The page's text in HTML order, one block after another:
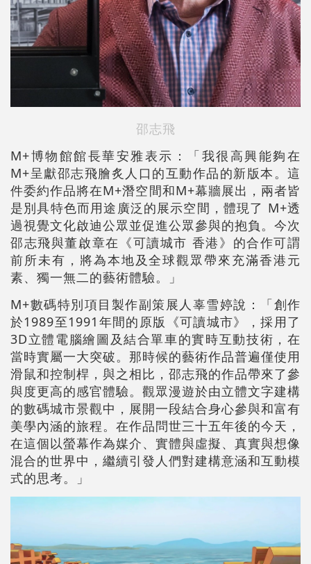
邵志飛
M+博物館館長華安雅表示：「我很高興能夠在
M+呈獻邵志飛膾炙人口的互動作品的新版本。這
件委約作品將在M+潛空間和M+幕牆展出，兩者皆
是別具特色而用途廣泛的展示空間，體現了 M+透
過視覺文化啟迪公眾並促進公眾參與的抱負。今次
邵志飛與董啟章在《可讀城市 香港》的合作可謂
前所未有，將為本地及全球觀眾帶來充滿香港元
素、獨一無二的藝術體驗。」
M+數碼特別項目製作副策展人辜雪婷說：「創作
於1989至1991年間的原版《可讀城市》，採用了
3D立體電腦繪圖及結合單車的實時互動技術，在
當時實屬一大突破。那時候的藝術作品普遍僅使用
滑鼠和控制桿，與之相比，邵志飛的作品帶來了參
與度更高的感官體驗。觀眾漫遊於由立體文字建構
的數碼城市景觀中，展開一段結合身心參與和富有
美學內涵的旅程。在作品問世三十五年後的今天，
在這個以螢幕作為媒介、實體與虛擬、真實與想像
混合的世界中，繼續引發人們對建構意涵和互動模
式的思考。」